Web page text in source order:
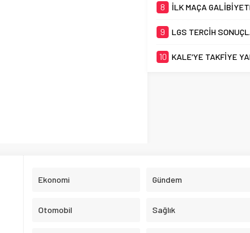
8 İLK MAÇA
9 LGS TERCİH
10 KALE’YE TAKFİYE
Ekonomi Gündem
Otomobil Sağlık